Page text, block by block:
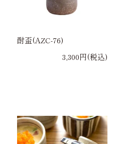
酎盃(AZC-76)
3,300円(税込)